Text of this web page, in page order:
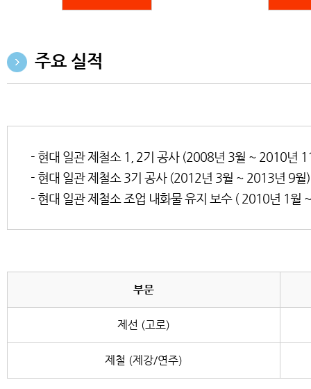
주요 실적
- 현대 일관 제철소 1, 2기 공사 (2008년 3월 ~ 2010년
- 현대 일관 제철소 3기 공사 (2012년 3월 ~ 2013년 9월)
- 현대 일관 제철소 조업 내화물 유지 보수 ( 2010년 1월
부문
제선 (고로)
제철 (제강/연주)